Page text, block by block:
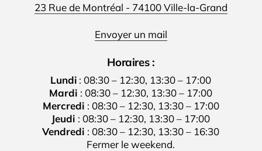
23 Rue de Montréal - 74100 Ville-la-Grand
Envoyer un mail
Horaires :
Lundi : 08:30 – 12:30, 13:30 – 17:00
Mardi : 08:30 – 12:30, 13:30 – 17:00
Mercredi : 08:30 – 12:30, 13:30 – 17:00
Jeudi : 08:30 – 12:30, 13:30 – 17:00
Vendredi : 08:30 – 12:30, 13:30 – 16:30
Fermer le weekend.